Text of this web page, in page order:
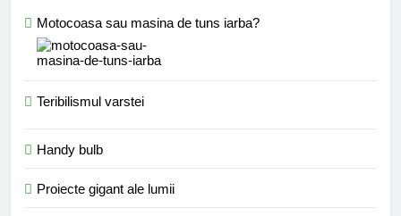
Motocoasa sau masina de tuns iarba?
Teribilismul varstei
Handy bulb
Proiecte gigant ale lumii